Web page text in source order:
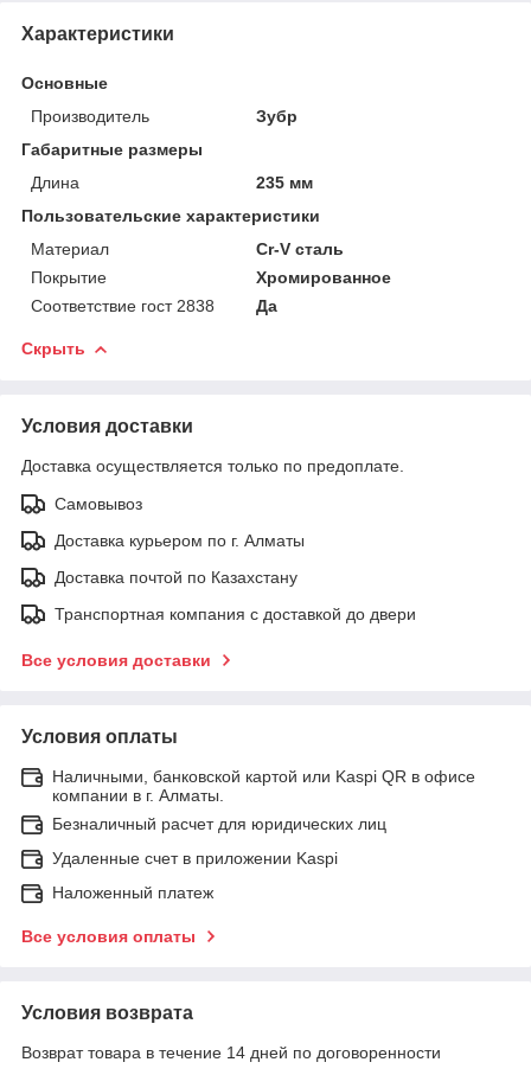
Характеристики
Основные
Производитель
Зубр
Габаритные размеры
Длина
235 мм
Пользовательские характеристики
Материал
Cr-V сталь
Покрытие
Хромированное
Соответствие гост 2838
Да
Скрыть
Условия доставки
Доставка осуществляется только по предоплате.
Самовывоз
Доставка курьером по г. Алматы
Доставка почтой по Казахстану
Транспортная компания с доставкой до двери
Все условия доставки
Условия оплаты
Наличными, банковской картой или Kaspi QR в офисе
компании в г. Алматы.
Безналичный расчет для юридических лиц
Удаленные счет в приложении Kaspi
Наложенный платеж
Все условия оплаты
Условия возврата
Возврат товара в течение 14 дней по договоренности